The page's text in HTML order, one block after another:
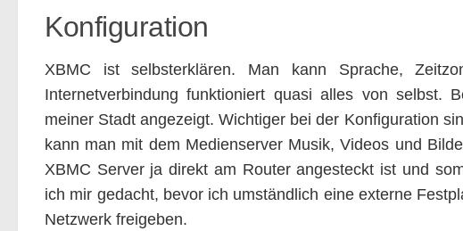
Konfiguration
XBMC ist selbsterklären. Man kann Sprache,
Internetverbindung funktioniert quasi alles von selbst.
meiner Stadt angezeigt. Wichtiger bei der Konfiguration
kann man mit dem Medienserver Musik, Videos und
XBMC Server ja direkt am Router angesteckt ist und
ich mir gedacht, bevor ich umständlich eine externe
Netzwerk freigeben.